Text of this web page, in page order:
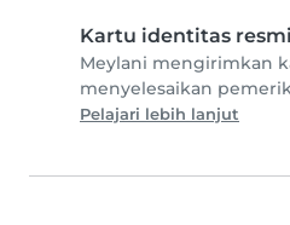
Kartu identitas resmi
Meylani mengirimkan
menyelesaikan
Pelajari lebih lanjut